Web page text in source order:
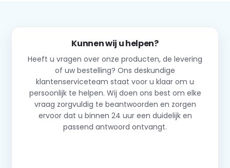
Kunnen wij u helpen?
Heeft u vragen over onze producten, de levering
of uw bestelling? Ons deskundige
klantenserviceteam staat voor u klaar om u
persoonlijk te helpen. Wij doen ons best om elke
vraag zorgvuldig te beantwoorden en zorgen
ervoor dat u binnen 24 uur een duidelijk en
passend antwoord ontvangt.